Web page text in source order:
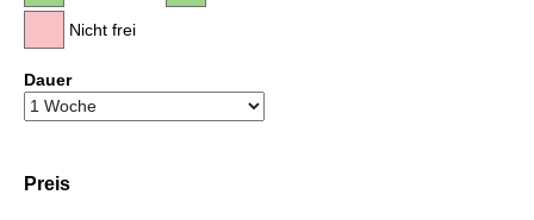
Nicht frei
Dauer
Preis